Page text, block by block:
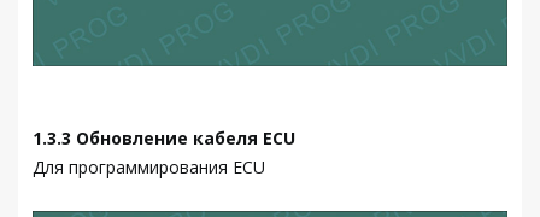
1.3.3 Обновление кабеля ECU
Для программирования ECU